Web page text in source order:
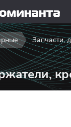
Запчасти,